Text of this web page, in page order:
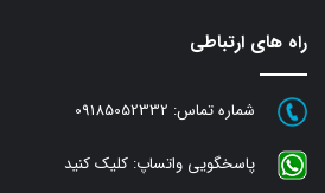
راه های ارتباطی
شماره تماس: 09185052332
پاسخگویی واتساپ: کلیک کنید